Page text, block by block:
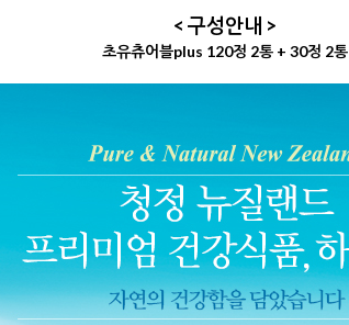
< 구성안내 >
초유츄어블plus 120정 2통 + 30정 2통